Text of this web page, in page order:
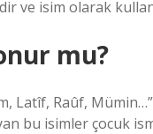
ve isim olarak
mu?
Latîf, Raûf,
bu isimler çocuk